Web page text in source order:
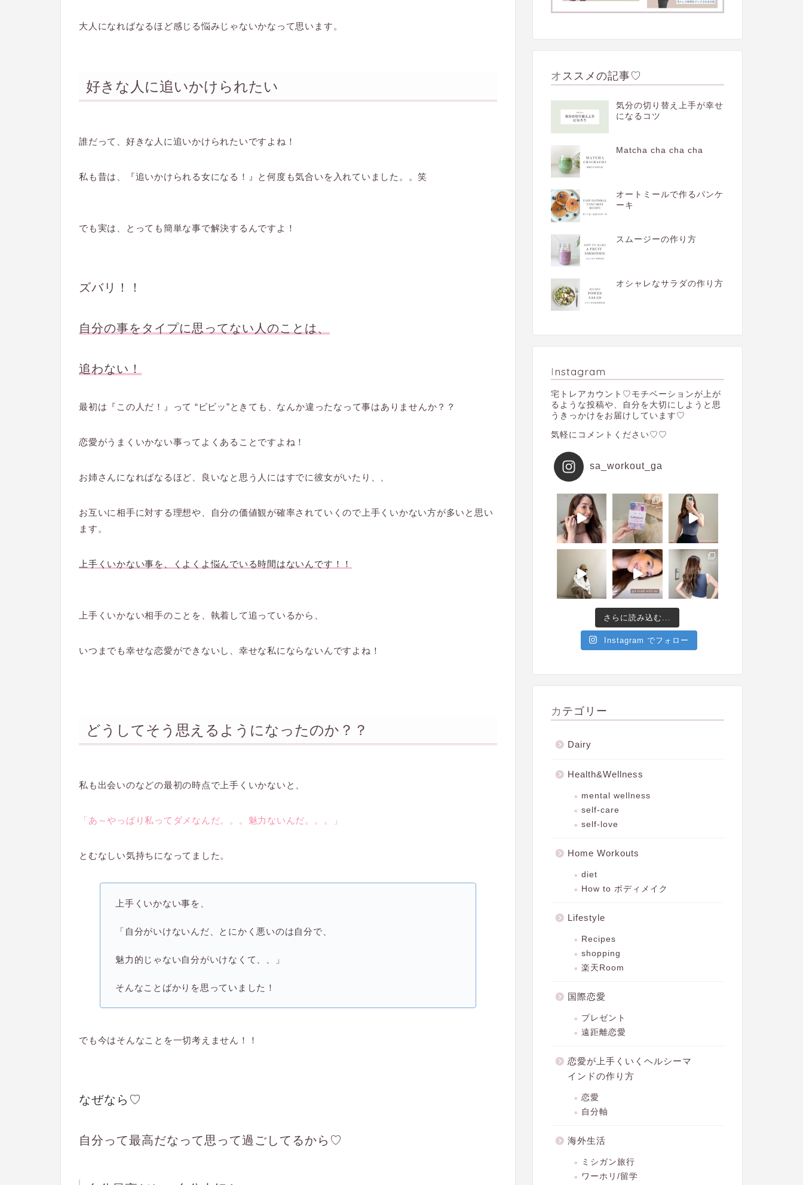
大人になればなるほど感じる悩みじゃないかなって思います。
好きな人に追いかけられたい
誰だって、好きな人に追いかけられたいですよね！
私も昔は、『追いかけられる女になる！』と何度も気合いを入れていました。。笑
でも実は、とっても簡単な事で解決するんですよ！
ズバリ！！
自分の事をタイプに思ってない人のことは、
追わない！
最初は『この人だ！』って “ビビッ”ときても、なんか違ったなって事はありませんか？？
恋愛がうまくいかない事ってよくあることですよね！
お姉さんになればなるほど、良いなと思う人にはすでに彼女がいたり、、
お互いに相手に対する理想や、自分の価値観が確率されていくので上手くいかない方が多いと思い
ます。
上手くいかない事を、くよくよ悩んでいる時間はないんです！！
上手くいかない相手のことを、執着して追っているから、
いつまでも幸せな恋愛ができないし、幸せな私にならないんですよね！
どうしてそう思えるようになったのか？？
私も出会いのなどの最初の時点で上手くいかないと、
「あ～やっぱり私ってダメなんだ。。。魅力ないんだ。。。」
とむなしい気持ちになってました。
上手くいかない事を、
「自分がいけないんだ、とにかく悪いのは自分で、
魅力的じゃない自分がいけなくて、、」
そんなことばかりを思っていました！
でも今はそんなことを一切考えません！！
なぜなら♡
自分って最高だなって思って過ごしてるから♡
オススメの記事♡
気分の切り替え上手が幸せ
になるコツ
Matcha cha cha cha
オートミールで作るパンケ
ーキ
スムージーの作り方
オシャレなサラダの作り方
Instagram
宅トレアカウント♡モチベーションが上が
るような投稿や、自分を大切にしようと思
うきっかけをお届けしています♡
気軽にコメントください♡♡
sa_workout_ga
さらに読み込む...
Instagram でフォロー
カテゴリー
Dairy
Health&Wellness
mental wellness
self-care
self-love
Home Workouts
diet
How to ボディメイク
Lifestyle
Recipes
shopping
楽天Room
国際恋愛
プレゼント
遠距離恋愛
恋愛が上手くいくヘルシーマ
インドの作り方
恋愛
自分軸
海外生活
ミシガン旅行
ワーホリ/留学